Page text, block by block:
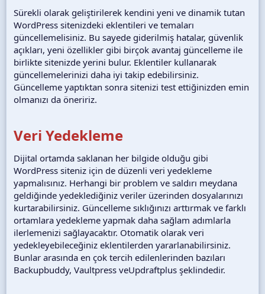
Sürekli olarak geliştirilerek kendini yeni ve dinamik tutan
WordPress sitenizdeki eklentileri ve temaları
güncellemelisiniz. Bu sayede giderilmiş hatalar, güvenlik
açıkları, yeni özellikler gibi birçok avantaj güncelleme ile
birlikte sitenizde yerini bulur. Eklentiler kullanarak
güncellemelerinizi daha iyi takip edebilirsiniz.
Güncelleme yaptıktan sonra sitenizi test ettiğinizden emin
olmanızı da öneririz.
Veri Yedekleme
Dijital ortamda saklanan her bilgide olduğu gibi
WordPress siteniz için de düzenli veri yedekleme
yapmalısınız. Herhangi bir problem ve saldırı meydana
geldiğinde yedeklediğiniz veriler üzerinden dosyalarınızı
kurtarabilirsiniz. Güncelleme sıklığınızı arttırmak ve farklı
ortamlara yedekleme yapmak daha sağlam adımlarla
ilerlemenizi sağlayacaktır. Otomatik olarak veri
yedekleyebileceğiniz eklentilerden yararlanabilirsiniz.
Bunlar arasında en çok tercih edilenlerinden bazıları
Backupbuddy, Vaultpress veUpdraftplus şeklindedir.